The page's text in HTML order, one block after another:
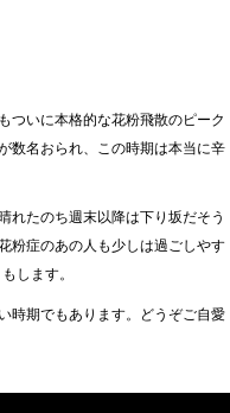
ついに本格的な花粉飛散のピーク
数名おられ、この時期は本当に辛
れたのち週末以降は下り坂だそう
粉症のあの人も少しは過ごしやす
します。
時期でもあります。どうぞご自愛